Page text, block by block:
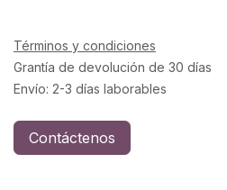
Términos y condiciones
Grantía de devolución de 30 días
Envío: 2-3 días laborables
Contáctenos